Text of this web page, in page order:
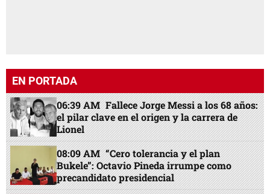
EN PORTADA
06:39 AM Fallece Jorge Messi a los 68 años:
el pilar clave en el origen y la carrera de
Lionel
08:09 AM “Cero tolerancia y el plan
Bukele”: Octavio Pineda irrumpe como
precandidato presidencial